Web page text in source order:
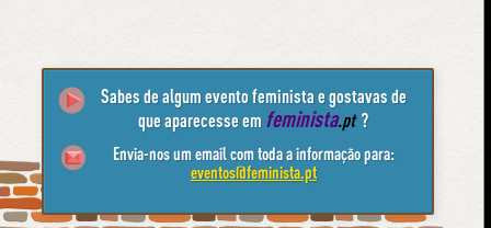
Sabes de algum evento feminista e gostavas de
que aparecesse em feminista.pt ?
Envia-nos um email com toda a informação para:
eventos@feminista.pt